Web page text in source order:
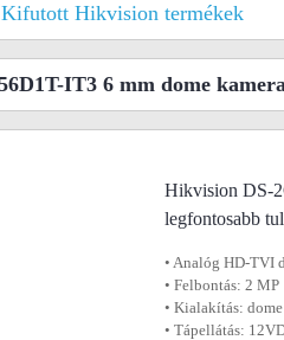
Kifutott Hikvision termékek
IT3 6 mm dome
Hikvision DS-
legfontosabb
• Analóg HD-TVI
• Felbontás: 2 MP
• Kialakítás:
• Tápellátás: